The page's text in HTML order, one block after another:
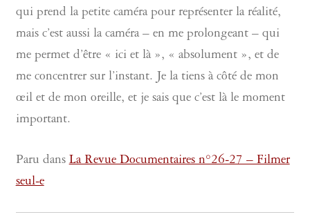
qui prend la petite caméra pour représenter la réalité,
mais c’est aussi la caméra – en me prolongeant – qui
me permet d’être « ici et là », « absolument », et de
me concentrer sur l’instant. Je la tiens à côté de mon
œil et de mon oreille, et je sais que c’est là le moment
important.
Paru dansLa Revue Documentaires n°26-27 – Filmer
seul-e